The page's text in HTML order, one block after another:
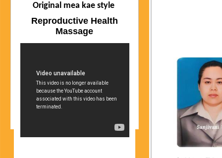
Original mea kae style
Reproductive Health
Massage